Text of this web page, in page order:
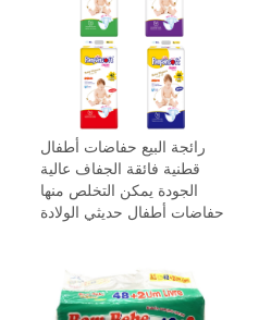
رائجة البيع حفاضات أطفال
قطنية فائقة الجفاف عالية
الجودة يمكن التخلص منها
حفاضات أطفال حديثي الولادة